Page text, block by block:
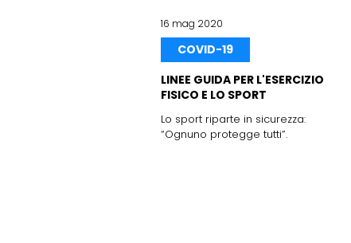
LINEE GUIDA PER L'ESERCIZIO
FISICO E LO SPORT
Lo sport riparte in sicurezza:
“Ognuno protegge tutti”.
COVID-19
16 mag 2020